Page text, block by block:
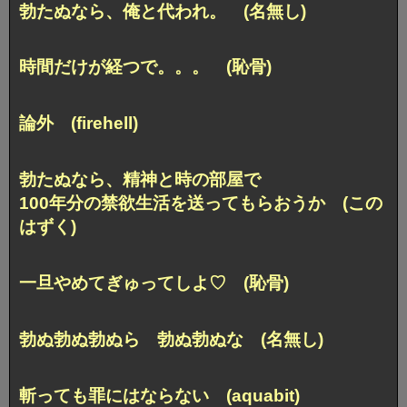
勃たぬなら、俺と代われ。 (名無し)
時間だけが経つで。。。 (恥骨)
論外 (firehell)
勃たぬなら、精神と時の部屋で
100年分の禁欲生活を送ってもらおうか (この
はずく)
一旦やめてぎゅってしよ♡ (恥骨)
勃ぬ勃ぬ勃ぬら 勃ぬ勃ぬな (名無し)
斬っても罪にはならない (aquabit)